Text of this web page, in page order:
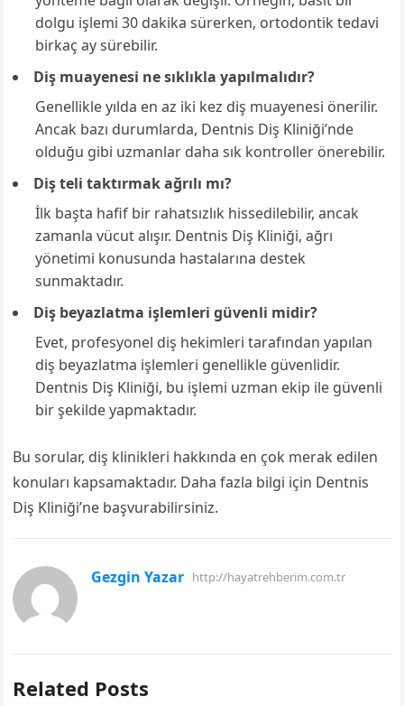
dolgu işlemi 30 dakika sürerken, ortodontik tedavi
birkaç ay sürebilir.
Diş muayenesi ne sıklıkla yapılmalıdır?
Genellikle yılda en az iki kez diş muayenesi önerilir.
Ancak bazı durumlarda, Dentnis Diş Kliniği’nde
olduğu gibi uzmanlar daha sık kontroller önerebilir.
Diş teli taktırmak ağrılı mı?
İlk başta hafif bir rahatsızlık hissedilebilir, ancak
zamanla vücut alışır. Dentnis Diş Kliniği, ağrı
yönetimi konusunda hastalarına destek
sunmaktadır.
Diş beyazlatma işlemleri güvenli midir?
Evet, profesyonel diş hekimleri tarafından yapılan
diş beyazlatma işlemleri genellikle güvenlidir.
Dentnis Diş Kliniği, bu işlemi uzman ekip ile güvenli
bir şekilde yapmaktadır.
Bu sorular, diş klinikleri hakkında en çok merak edilen
konuları kapsamaktadır. Daha fazla bilgi için Dentnis
Diş Kliniği’ne başvurabilirsiniz.
Gezgin Yazar http://hayatrehberim.com.tr
Related Posts